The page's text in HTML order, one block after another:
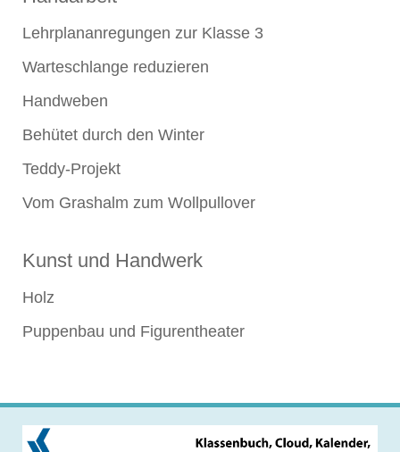
Lehrplananregungen zur Klasse 3
Warteschlange reduzieren
Handweben
Behütet durch den Winter
Teddy-Projekt
Vom Grashalm zum Wollpullover
Kunst und Handwerk
Holz
Puppenbau und Figurentheater